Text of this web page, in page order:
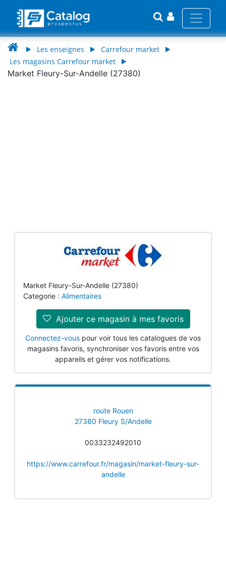
Les enseignes
Carrefour market
Les magasins Carrefour market
Market Fleury-Sur-Andelle (27380)
Market Fleury-Sur-Andelle (27380)
Categorie : Alimentaires
Ajouter ce magasin à mes favoris
Connectez-vous pour voir tous les catalogues de vos
magasins favoris, synchroniser vos favoris entre vos
appareils et gérer vos notifications.
route Rouen
27380 Fleury S/Andelle
0033232492010
https://www.carrefour.fr/magasin/market-fleury-sur-
andelle